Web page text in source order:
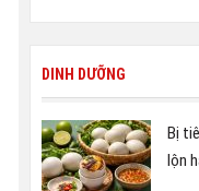
DINH DƯỠNG
Bị
lộn